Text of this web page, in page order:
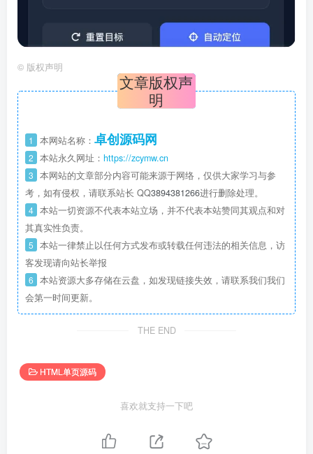
© 版权声明
文章版权声
明
1 本网站名称： 卓创源码网
2 本站永久网址： https://zcymw.cn
3 本网站的文章部分内容可能来源于网络，仅供大家学习与参
考，如有侵权，请联系站长 QQ3894381266进行删除处理。
4 本站一切资源不代表本站立场，并不代表本站赞同其观点和对
其真实性负责。
5 本站一律禁止以任何方式发布或转载任何违法的相关信息，访
客发现请向站长举报
6 本站资源大多存储在云盘，如发现链接失效，请联系我们我们
会第一时间更新。
THE END
HTML单页源码
喜欢就支持一下吧